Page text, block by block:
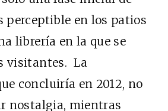
perceptible en los patios
librería en la que se
visitantes. La
concluiría en 2012, no
nostalgia, mientras